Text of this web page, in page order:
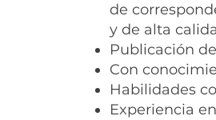
de
y de alta
Publicación
Con
Habilidades
Experiencia